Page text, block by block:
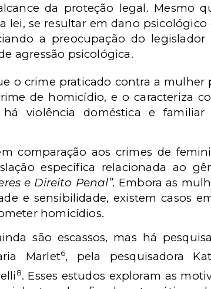
da proteção legal. Mesmo
lei, se resultar em dano psicológico
a preocupação do legislador
agressão psicológica.
o crime praticado contra a mulher
de homicídio, e o caracteriza
violência doméstica e
comparação aos crimes de
específica relacionada ao
e Direito Penal”. Embora as
e sensibilidade, existem casos
homicídios.
são escassos, mas há
Marlet6, pela pesquisadora
8. Esses estudos exploram as